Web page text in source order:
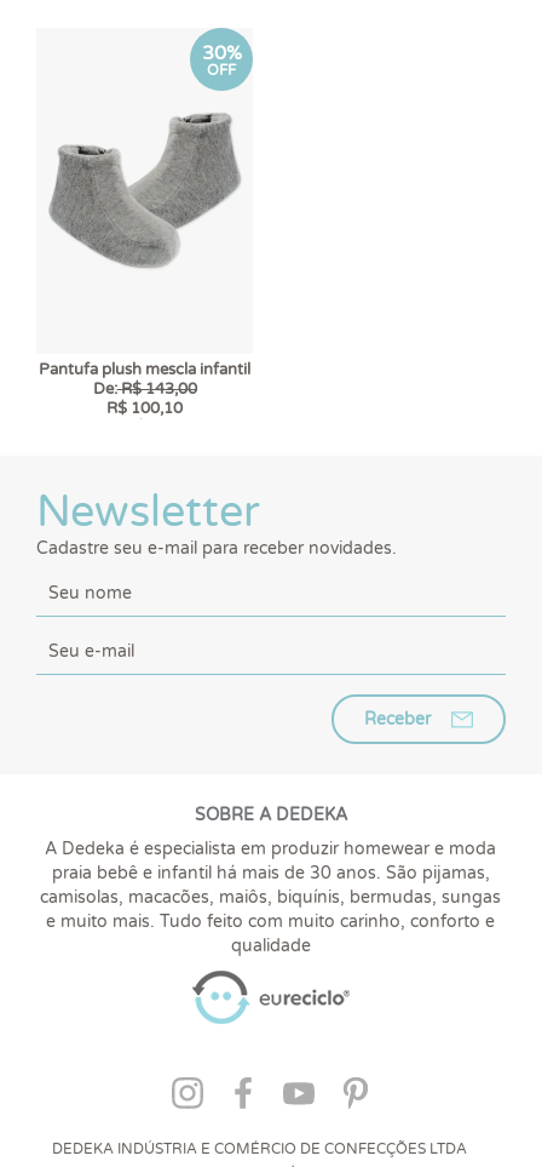
30%
OFF
Pantufa plush mescla infantil
De:R$ 143,00
R$ 100,10
Newsletter
Cadastre seu e-mail para receber novidades.
Receber
SOBRE A DEDEKA
A Dedeka é especialista em produzir homewear e moda
praia bebê e infantil há mais de 30 anos. São pijamas,
camisolas, macacões, maiôs, biquínis, bermudas, sungas
e muito mais. Tudo feito com muito carinho, conforto e
qualidade
DEDEKA INDÚSTRIA E COMÉRCIO DE CONFECÇÕES LTDA